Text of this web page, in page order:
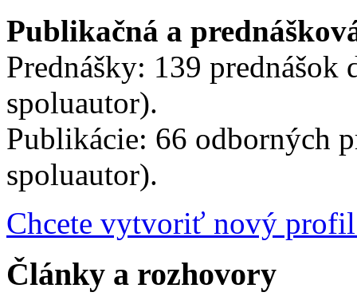
Publikačná a
Prednášky: 139 prednášok
spoluautor).
Publikácie: 66 odborných
spoluautor).
Chcete vytvoriť nový
Články a rozhovory